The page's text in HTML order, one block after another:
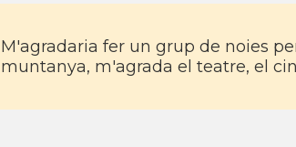
M'agradaria fer un grup de noies
muntanya, m'agrada el teatre, el